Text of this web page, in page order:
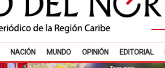
NACIÓN MUNDO OPINIÓN EDITORIAL